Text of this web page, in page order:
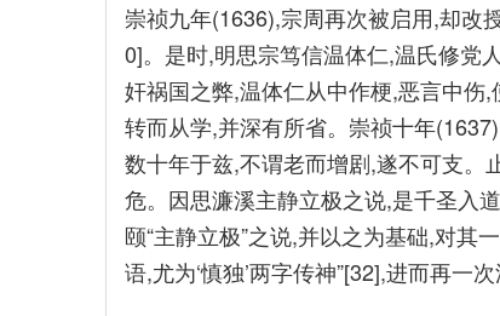
崇祯九年(1636),宗周再次被启用,却改
0]。是时,明思宗笃信温体仁,温氏修党
奸祸国之弊,温体仁从中作梗,恶言中伤
转而从学,并深有所省。崇祯十年
数十年于兹,不谓老而增剧,遂不可支。
危。因思濂溪主静立极之说,是千圣入
颐“主静立极”之说,并以之为基础,对其
语,尤为‘慎独’两字传神”[32],进而再一